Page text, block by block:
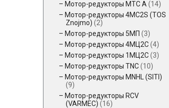
Мотор-редукторы MTC A (14)
Мотор-редукторы 4MC2S (TOS
Znojmo) (2)
Мотор-редукторы 5МП (3)
Мотор-редукторы 4МЦ2С(4)
Мотор-редукторы 1МЦ2С(3)
Мотор-редукторы TNC(10)
Мотор-редукторы MNHL (SITI)
(9)
Мотор-редукторы RCV
(VARMEC) (16)